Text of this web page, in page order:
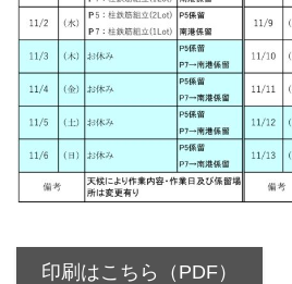
印刷はこちら（PDF）